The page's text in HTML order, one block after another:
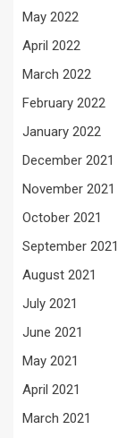
May 2022
April 2022
March 2022
February 2022
January 2022
December 2021
November 2021
October 2021
September 2021
August 2021
July 2021
June 2021
May 2021
April 2021
March 2021